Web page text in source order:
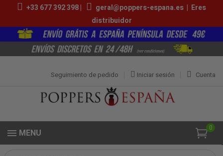
+33 677 392 398 | geral@poppers-espana.es | Eres
distribuidor
Cuenta
Iniciar sesión
Seguimiento de pedido
0
MENU